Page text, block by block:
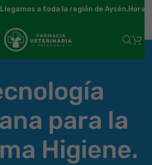
a toda la región de Aysén.
para la
Higiene.